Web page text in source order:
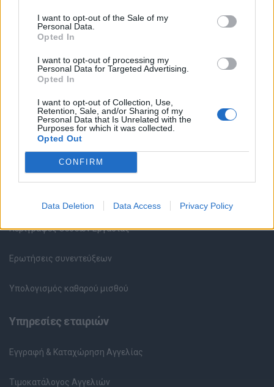
I want to opt-out of the Sale of my
Personal Data.
Opted In
I want to opt-out of processing my
Personal Data for Targeted Advertising.
Opted In
I want to opt-out of Collection, Use,
Retention, Sale, and/or Sharing of my
Personal Data that Is Unrelated with the
Purposes for which it was collected.
Opted Out
CONFIRM
Data Deletion Data Access Privacy Policy
Θέσεις Εργασίας ανά Εταιρεία
Κέντρο Βοήθειας
Υπηρεσίες υποψηφίων
Καταχώρηση Online Βιογραφικού
Συμβουλές Καριέρας
Περιγραφές Θέσεων Εργασίας
Ερωτήσεις συνεντεύξεων
Υπολογισμός καθαρού μισθού
Υπηρεσίες εταιριών
Εγγραφή & Καταχώρηση Αγγελίας
Τιμοκατάλογος Αγγελιών